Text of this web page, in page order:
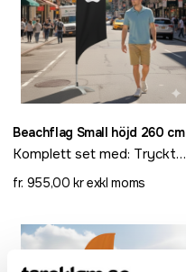
Beachflag Small höjd 260 cm
Komplett set med: Tryckt
Glasfiber för maximal
praktisk och snygg
transportväska.
fr. 955,00 kr exkl moms